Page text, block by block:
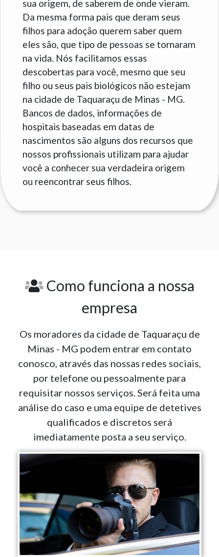
sua origem, de saberem de onde vieram.
Da mesma forma pais que deram seus
filhos para adoção querem saber quem
eles são, que tipo de pessoas se tornaram
na vida. Nós facilitamos essas
descobertas para você, mesmo que seu
filho ou seus pais biológicos não estejam
na cidade de Taquaraçu de Minas - MG.
Bancos de dados, informações de
hospitais baseadas em datas de
nascimentos são alguns dos recursos que
nossos profissionais utilizam para ajudar
você a conhecer sua verdadeira origem
ou reencontrar seus filhos.
Como funciona a nossa
empresa
Os moradores da cidade de Taquaraçu de
Minas - MG podem entrar em contato
conosco, através das nossas redes sociais,
por telefone ou pessoalmente para
requisitar nossos serviços. Será feita uma
análise do caso e uma equipe de detetives
qualificados e discretos será
imediatamente posta a seu serviço.